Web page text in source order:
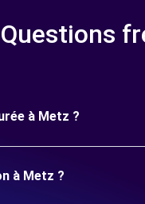
Questions
à Metz ?
à Metz ?